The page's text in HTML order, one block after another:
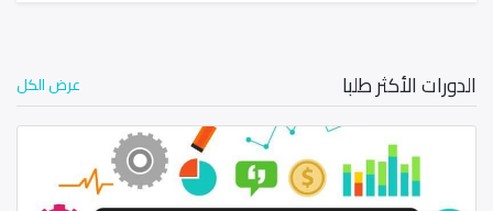
عرض الكل الدورات الأكثر طلبا